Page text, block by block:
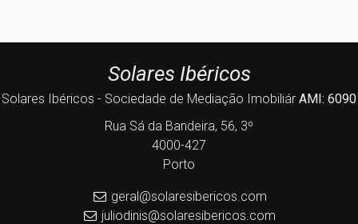
Solares Ibéricos
Solares Ibéricos - Sociedade de Mediação Imobiliár AMI: 6090
Rua Sá da Bandeira, 56, 3º
4000-427
Porto
geral@solaresibericos.com
juliodinis@solaresibericos.com